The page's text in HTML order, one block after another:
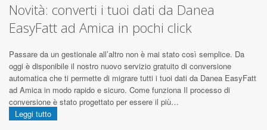
Novità: converti i tuoi dati da Danea
EasyFatt ad Amica in pochi click
Passare da un gestionale all’altro non è mai stato così semplice. Da
oggi è disponibile il nostro nuovo servizio gratuito di conversione
automatica che ti permette di migrare tutti i tuoi dati da Danea EasyFatt
ad Amica in modo rapido e sicuro. Come funziona Il processo di
conversione è stato progettato per essere il più…
Leggi tutto